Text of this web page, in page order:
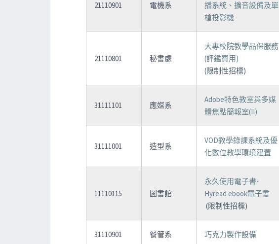
21110901 電機系
播系統、擴音設備及單
槍投影機
21110801 秘書處
大專校院教學品保服務
(評鑑費用)
(限制性招標)
31111101 應媒系
Adobe特色教室與多媒
體焦點簡報室(II)
31111001 造型系
VOD教學錄課系統及優
化數位教學環境建置
11110115 圖書館
永久使用電子書-
Hyread ebook電子書
(限制性招標)
31110901 餐管系 巧克力製作設備